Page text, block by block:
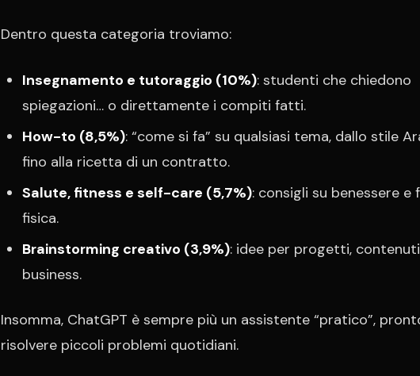
Dentro questa categoria troviamo:
Insegnamento e tutoraggio (10%): studenti che chiedono
spiegazioni… o direttamente i compiti fatti.
How-to (8,5%): “come si fa” su qualsiasi tema, dallo stile
fino alla ricetta di un contratto.
Salute, fitness e self-care (5,7%): consigli su benessere e
fisica.
Brainstorming creativo (3,9%): idee per progetti,
business.
Insomma, ChatGPT è sempre più un assistente “pratico”,
risolvere piccoli problemi quotidiani.